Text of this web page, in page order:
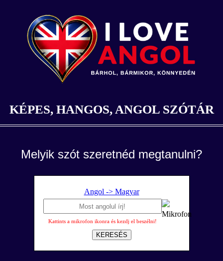
KÉPES, HANGOS, ANGOL SZÓTÁR
Melyik szót szeretnéd megtanulni?
Angol -> Magyar
Kattints a mikrofon ikonra és kezdj el beszélni!
KERESÉS